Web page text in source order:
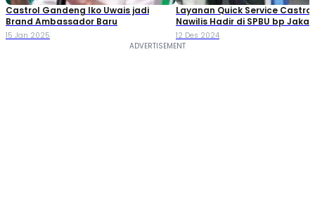
Castrol Gandeng Iko Uwais jadi
Brand Ambassador Baru
15 Jan 2025
Layanan Quick Service
Nawilis Hadir di SPBU bp
Lokasinya
12 Des 2024